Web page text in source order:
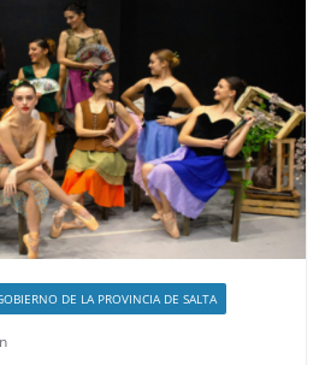
DE LA PROVINCIA DE SALTA